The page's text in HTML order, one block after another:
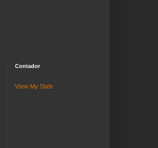
Contador
View My Stats